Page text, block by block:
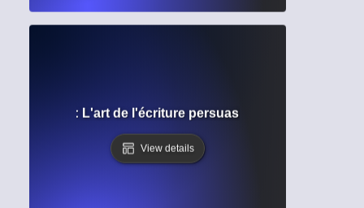
rhétorique : L'art de l'écriture persuasive et de la
View details